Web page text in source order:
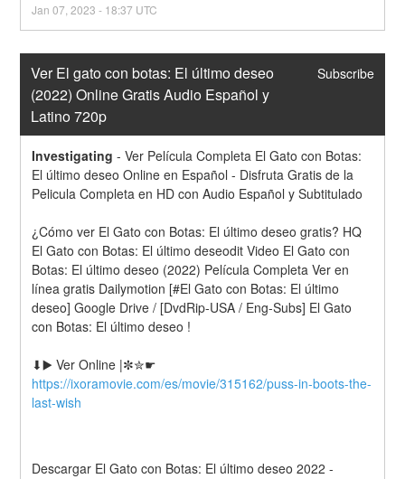
Jan07 ,2023 - 18:37 UTC
Ver El gato con botas: El último deseo
(2022) Online Gratis Audio Español y
Latino 720p
Subscribe
Investigating -Ver Película Completa El Gato con Botas:
El último deseo Online en Español - Disfruta Gratis de la
Pelicula Completa en HD con Audio Español y Subtitulado
¿Cómo ver El Gato con Botas: El último deseo gratis? HQ
El Gato con Botas: El último deseodit Video El Gato con
Botas: El último deseo (2022) Película Completa Ver en
línea gratis Dailymotion [#El Gato con Botas: El último
deseo] Google Drive / [DvdRip-USA / Eng-Subs] El Gato
con Botas: El último deseo !
https://ixoramovie.com/es/movie/315162/puss-in-boots-the-
last-wish
Descargar El Gato con Botas: El último deseo 2022 -